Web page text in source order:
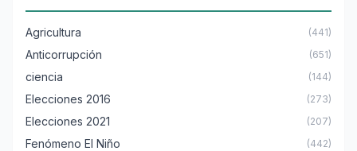
Agricultura (441)
Anticorrupción (651)
ciencia (144)
Elecciones 2016 (273)
Elecciones 2021 (207)
Fenómeno El Niño (442)